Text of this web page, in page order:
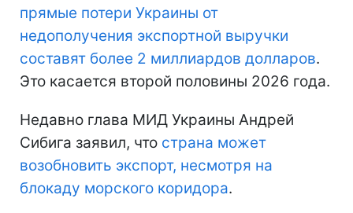
прямые потери Украины от
недополучения экспортной выручки
составят более 2 миллиардов долларов.
Это касается второй половины 2026 года.
Недавно глава МИД Украины Андрей
Сибига заявил, что страна может
возобновить экспорт, несмотря на
блокаду морского коридора.